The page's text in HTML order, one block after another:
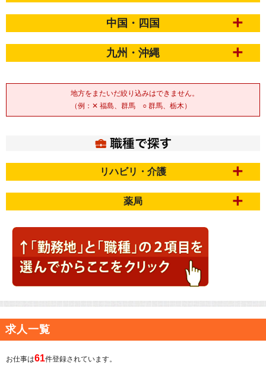
中国・四国
九州・沖縄
地方をまたいだ絞り込みはできません。
（例：✕ 福島、群馬 ○ 群馬、栃木）
リハビリ・介護
薬局
求人一覧
お仕事は61件登録されています。